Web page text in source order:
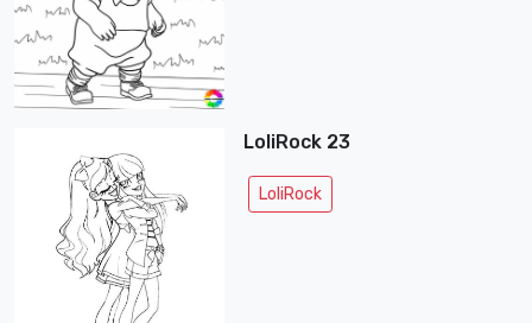
LoliRock 23
LoliRock